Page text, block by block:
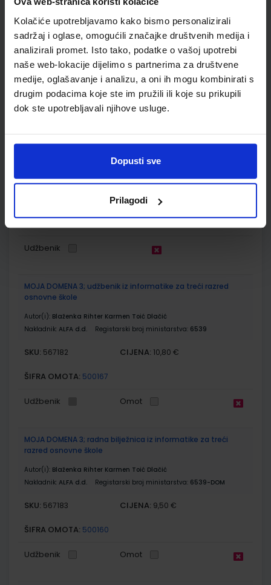
Kolačiće upotrebljavamo kako bismo personalizirali
sadržaj i oglase, omogućili značajke društvenih medija i
analizirali promet. Isto tako, podatke o vašoj upotrebi
naše web-lokacije dijelimo s partnerima za društvene
medije, oglašavanje i analizu, a oni ih mogu kombinirati s
drugim podacima koje ste im pružili ili koje su prikupili
dok ste upotrebljavali njihove usluge.
Dopusti sve
Prilagodi
Nakladnik:PROFIL KLETT d.o.o. Registarski broj ministarstva:
SKU:567818 CIJENA:11,00 €
ŠIFRA OMOTA: 500159
Udžbenik Omot
treći razred osnovne škole
PROFIL KLETT d.o.o. Registarski broj ministarstva:
CIJENA: 12,00 €
Udžbenik
MOJA DOMENA 3; udžbenik iz informatike za treći razred
osnovne škole
Autor(i): Blaženka Rihter Karmen Toić Dlačić
Nakladnik: ALFA d.d. Registarski broj ministarstva: 6539
SKU: 567182 CIJENA: 10,80 €
ŠIFRA OMOTA: 500167
Udžbenik Omot
MOJA DOMENA 3; radna bilježnica iz informatike za treći
razred osnovne škole
Autor(i): Blaženka Rihter Karmen Toić Dlačić
Nakladnik: ALFA d.d. Registarski broj ministarstva: 6539-DOM
SKU: 567183 CIJENA: 9,50 €
ŠIFRA OMOTA: 500160
Udžbenik Omot